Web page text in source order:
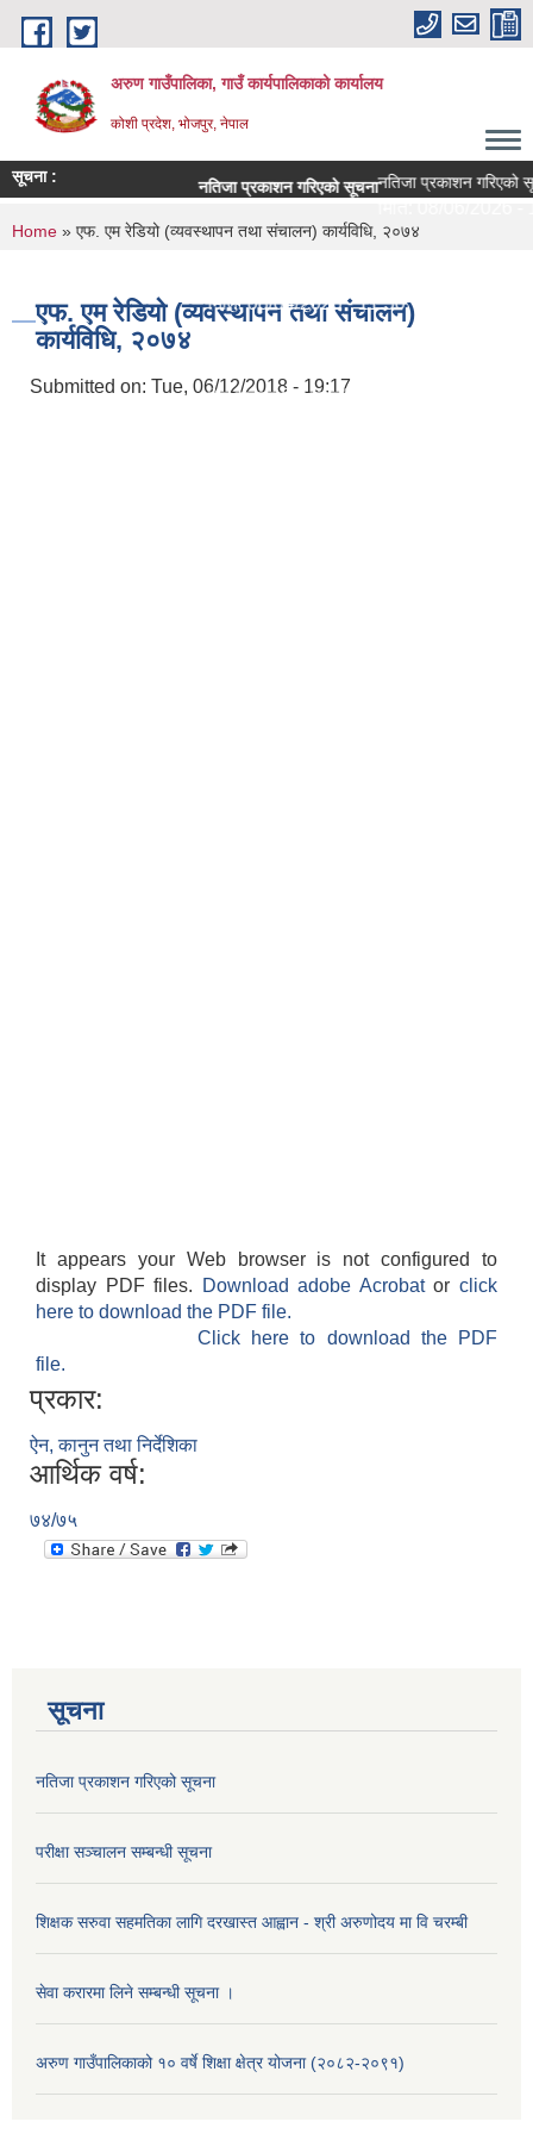
Skip to main content
अरुण गाउँपालिका, गाउँ कार्यपालिकाको कार्यालय
कोशी प्रदेश, भोजपुर, नेपाल
सूचना :
नतिजा प्रकाशन गरिएको सूचनानतिजा प्रकाशन गरिएको
मिति:08/04/2026 - 11:30
सेवा करारमा लिने सम्बन्धी सूचना ।
You are here
Home » एफ. एम रेडियो (व्यवस्थापन तथा संचालन) कार्यविधि, २०७४
एफ. एम रेडियो (व्यवस्थापन तथा संचालन)
कार्यविधि, २०७४
Submitted on: Tue, 06/12/2018 - 19:17
It appears your Web browser is not configured to
display PDF files.
Download adobe Acrobatorclick
here to download the PDF file.
Click here to download the PDF
file.
प्रकार:
ऐन, कानुन तथा निर्देशिका
आर्थिक वर्ष:
७४/७५
सूचना
नतिजा प्रकाशन गरिएको सूचना
परीक्षा सञ्चालन सम्बन्धी सूचना
शिक्षक सरुवा सहमतिका लागि दरखास्त आह्वान - श्री अरुणोदय मा वि चरम्बी
सेवा करारमा लिने सम्बन्धी सूचना ।
अरुण गाउँपालिकाको १० वर्षे शिक्षा क्षेत्र योजना (२०८२-२०९१)